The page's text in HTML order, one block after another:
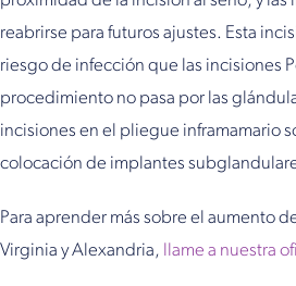
reabrirse para futuros ajustes. Esta
riesgo de infección que las incisiones
procedimiento no pasa por las
incisiones en el pliegue inframamario
colocación de implantes
Para aprender más sobre el aumento
Virginia y Alexandria,
llame a nuestra